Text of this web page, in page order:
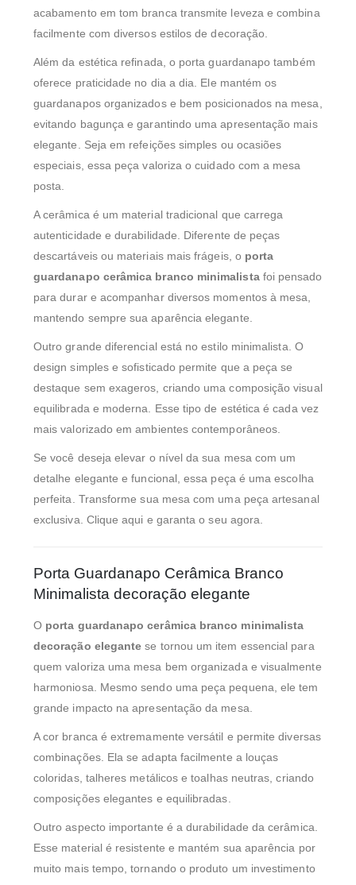
acabamento em tom branca transmite leveza e combina
facilmente com diversos estilos de decoração.
Além da estética refinada, o porta guardanapo também
oferece praticidade no dia a dia. Ele mantém os
guardanapos organizados e bem posicionados na mesa,
evitando bagunça e garantindo uma apresentação mais
elegante. Seja em refeições simples ou ocasiões
especiais, essa peça valoriza o cuidado com a mesa
posta.
A cerâmica é um material tradicional que carrega
autenticidade e durabilidade. Diferente de peças
descartáveis ou materiais mais frágeis, o porta
guardanapo cerâmica branco minimalistafoi pensado
para durar e acompanhar diversos momentos à mesa,
mantendo sempre sua aparência elegante.
Outro grande diferencial está no estilo minimalista. O
design simples e sofisticado permite que a peça se
destaque sem exageros, criando uma composição visual
equilibrada e moderna. Esse tipo de estética é cada vez
mais valorizado em ambientes contemporâneos.
Se você deseja elevar o nível da sua mesa com um
detalhe elegante e funcional, essa peça é uma escolha
perfeita. Transforme sua mesa com uma peça artesanal
exclusiva. Clique aqui e garanta o seu agora.
Porta Guardanapo Cerâmica Branco
Minimalista decoração elegante
O porta guardanapo cerâmica branco minimalista
decoração elegante se tornou um item essencial para
quem valoriza uma mesa bem organizada e visualmente
harmoniosa. Mesmo sendo uma peça pequena, ele tem
grande impacto na apresentação da mesa.
A cor branca é extremamente versátil e permite diversas
combinações. Ela se adapta facilmente a louças
coloridas, talheres metálicos e toalhas neutras, criando
composições elegantes e equilibradas.
Outro aspecto importante é a durabilidade da cerâmica.
Esse material é resistente e mantém sua aparência por
muito mais tempo, tornando o produto um investimento